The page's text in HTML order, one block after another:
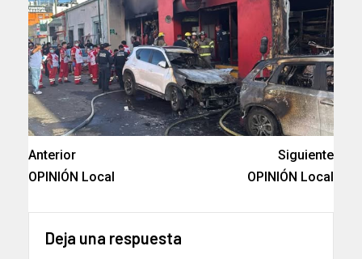
Anterior
OPINIÓN Local
Siguiente
OPINIÓN Local
Deja una respuesta